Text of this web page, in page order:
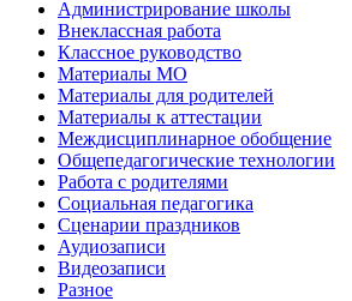
Администрирование школы
Внеклассная работа
Классное руководство
Материалы МО
Материалы для родителей
Материалы к аттестации
Междисциплинарное обобщение
Общепедагогические технологии
Работа с родителями
Социальная педагогика
Сценарии праздников
Аудиозаписи
Видеозаписи
Разное